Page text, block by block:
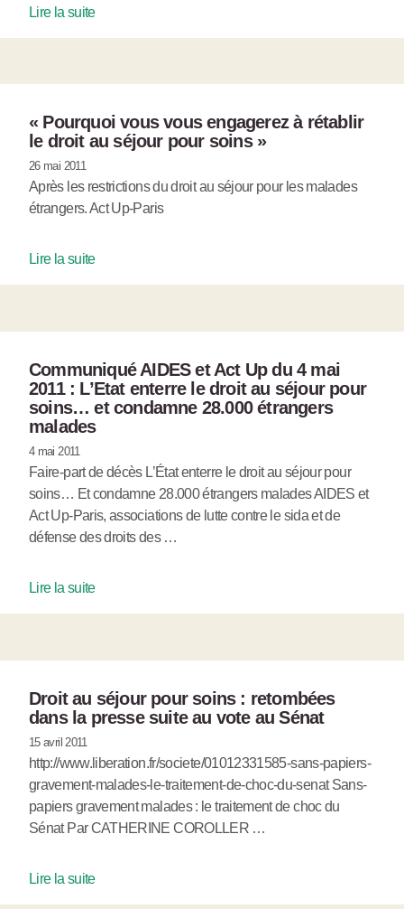
Lire la suite
« Pourquoi vous vous engagerez à rétablir
le droit au séjour pour soins »
26 mai 2011
Après les restrictions du droit au séjour pour les malades
étrangers. Act Up-Paris
Lire la suite
Communiqué AIDES et Act Up du 4 mai
2011 : L’Etat enterre le droit au séjour pour
soins… et condamne 28.000 étrangers
malades
4 mai 2011
Faire-part de décès L’État enterre le droit au séjour pour
soins… Et condamne 28.000 étrangers malades AIDES et
Act Up-Paris, associations de lutte contre le sida et de
défense des droits des …
Lire la suite
Droit au séjour pour soins : retombées
dans la presse suite au vote au Sénat
15 avril 2011
http://www.liberation.fr/societe/01012331585-sans-papiers-
gravement-malades-le-traitement-de-choc-du-senat Sans-
papiers gravement malades : le traitement de choc du
Sénat Par CATHERINE COROLLER …
Lire la suite